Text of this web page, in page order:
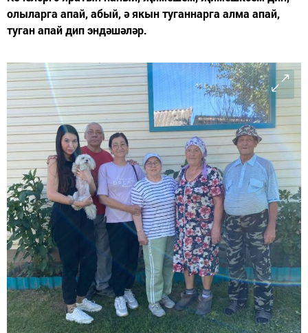
олыларга апай, абый, ә якын туганнарга алма апай,
туган апай дип эндәшәләр.